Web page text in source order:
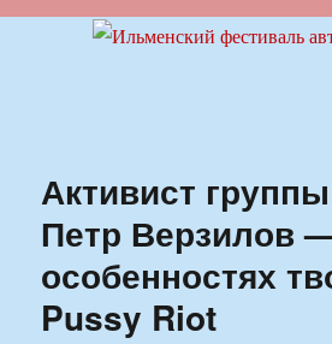
Ильменский
Активист
Петр Верзилов
особенностях
Pussy Riot